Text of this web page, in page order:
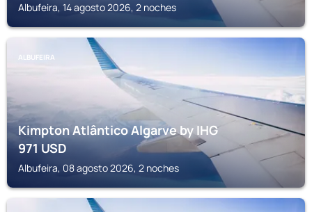
Albufeira, 14 agosto 2026, 2 noches
ALBUFEIRA
Kimpton Atlântico Algarve by IHG
971USD
Albufeira, 08 agosto 2026, 2 noches